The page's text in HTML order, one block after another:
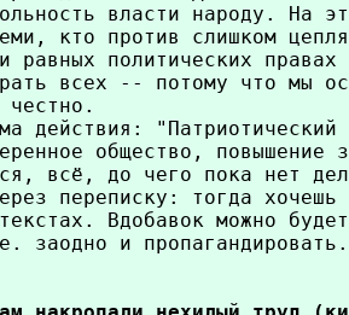
власти народу. На
кто против слишком
равных политических
всех -- потому что мы
честно.
действия: "Патриотический
общество, повышение
всё, до чего пока нет
переписку: тогда
Вдобавок можно
заодно и